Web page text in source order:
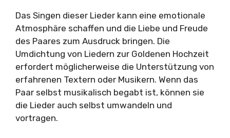
Das Singen dieser Lieder kann eine emotionale
Atmosphäre schaffen und die Liebe und Freude
des Paares zum Ausdruck bringen. Die
Umdichtung von Liedern zur Goldenen Hochzeit
erfordert möglicherweise die Unterstützung von
erfahrenen Textern oder Musikern. Wenn das
Paar selbst musikalisch begabt ist, können sie
die Lieder auch selbst umwandeln und
vortragen.